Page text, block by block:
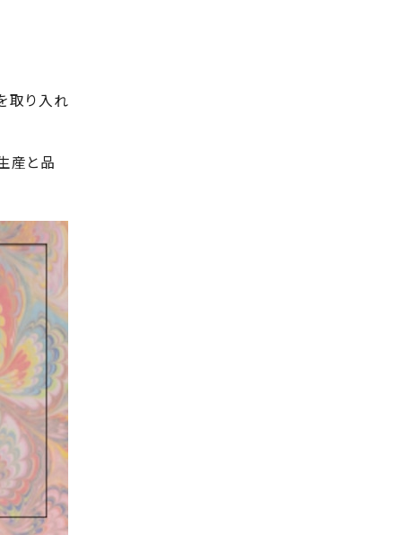
取り入れ
産と品